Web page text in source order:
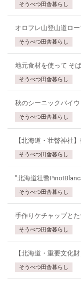
そうべつ田舎暮らし
オロフレ山登山道ロー
そうべつ田舎暮らし
地元食材を使って そ
そうべつ田舎暮らし
秋のシーニックバイ
そうべつ田舎暮らし
【北海道・壮瞥神社
そうべつ田舎暮らし
"北海道壮瞥
そうべつ田舎暮らし
手作りケチャップと
そうべつ田舎暮らし
【北海道・重要文化
そうべつ田舎暮らし